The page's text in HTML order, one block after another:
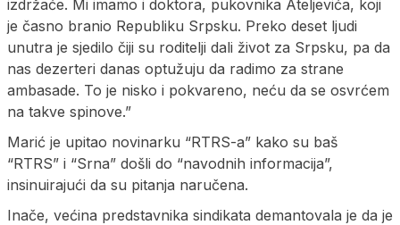
izdržaće. Mi imamo i doktora, pukovnika Ateljevića, koji
je časno branio Republiku Srpsku. Preko deset ljudi
unutra je sjedilo čiji su roditelji dali život za Srpsku, pa da
nas dezerteri danas optužuju da radimo za strane
ambasade. To je nisko i pokvareno, neću da se osvrćem
na takve spinove.”
Marić je upitao novinarku “RTRS-a” kako su baš
“RTRS” i “Srna” došli do “navodnih informacija”,
insinuirajući da su pitanja naručena.
Inače, većina predstavnika sindikata demantovala je da je